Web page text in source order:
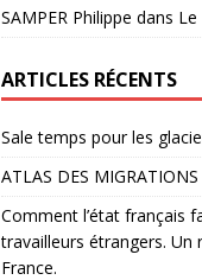
SAMPER Philippe dans
ARTICLES RÉCENTS
Sale temps pour les
ATLAS DES MIGRATIONS
Comment l’état français
travailleurs étrangers. Un
France.